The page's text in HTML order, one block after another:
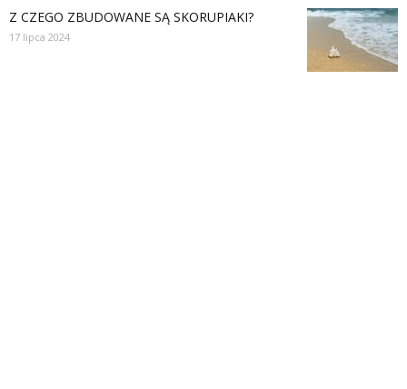
Z CZEGO ZBUDOWANE SĄ SKORUPIAKI?
17 lipca 2024